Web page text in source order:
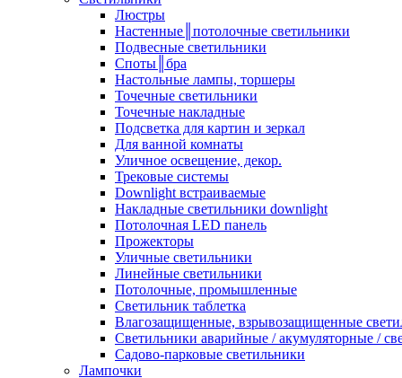
Люстры
Настенные║потолочные светильники
Подвесные светильники
Споты║бра
Настольные лампы, торшеры
Точечные светильники
Точечные накладные
Подсветка для картин и зеркал
Для ванной комнаты
Уличное освещение, декор.
Трековые системы
Downlight встраиваемые
Накладные светильники downlight
Потолочная LED панель
Прожекторы
Уличные светильники
Линейные светильники
Потолочные, промышленные
Светильник таблетка
Влагозащищенные, взрывозащищенные
Светильники аварийные / акумуляторные /
Садово-парковые светильники
Лампочки